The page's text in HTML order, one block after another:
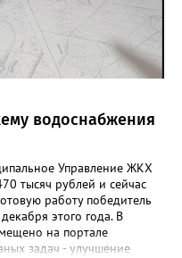
водоснабжения
Управление ЖКХ
тысяч рублей и сейчас
работу победитель
этого года. В
на портале
задач - улучшение